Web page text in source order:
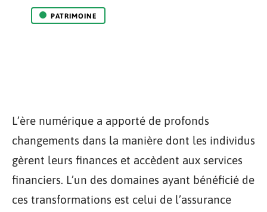
PATRIMOINE
L’ère numérique a apporté de profonds
changements dans la manière dont les individus
gèrent leurs finances et accèdent aux services
financiers. L’un des domaines ayant bénéficié de
ces transformations est celui de l’assurance